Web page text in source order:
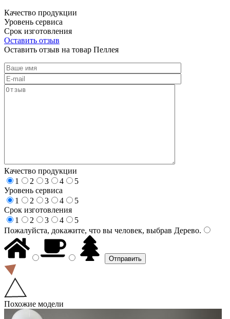
Качество продукции
Уровень сервиса
Срок изготовления
Оставить отзыв
Оставить отзыв на товар Пеллея
Качество продукции
1
2 3 4
5
Уровень сервиса
1
2 3 4
5
Срок изготовления
1
2 3 4
5
Пожалуйста, докажите, что вы человек, выбрав Дерево.
Похожие модели